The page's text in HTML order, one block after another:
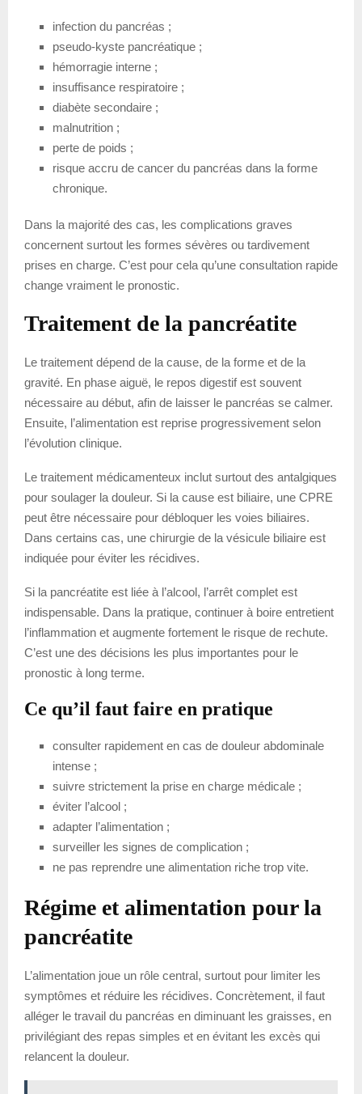
infection du pancréas ;
pseudo-kyste pancréatique ;
hémorragie interne ;
insuffisance respiratoire ;
diabète secondaire ;
malnutrition ;
perte de poids ;
risque accru de cancer du pancréas dans la forme
chronique.
Dans la majorité des cas, les complications graves
concernent surtout les formes sévères ou tardivement
prises en charge. C’est pour cela qu’une consultation rapide
change vraiment le pronostic.
Traitement de la pancréatite
Le traitement dépend de la cause, de la forme et de la
gravité. En phase aiguë, le repos digestif est souvent
nécessaire au début, afin de laisser le pancréas se calmer.
Ensuite, l’alimentation est reprise progressivement selon
l’évolution clinique.
Le traitement médicamenteux inclut surtout des antalgiques
pour soulager la douleur. Si la cause est biliaire, une CPRE
peut être nécessaire pour débloquer les voies biliaires.
Dans certains cas, une chirurgie de la vésicule biliaire est
indiquée pour éviter les récidives.
Si la pancréatite est liée à l’alcool, l’arrêt complet est
indispensable. Dans la pratique, continuer à boire entretient
l’inflammation et augmente fortement le risque de rechute.
C’est une des décisions les plus importantes pour le
pronostic à long terme.
Ce qu’il faut faire en pratique
consulter rapidement en cas de douleur abdominale
intense ;
suivre strictement la prise en charge médicale ;
éviter l’alcool ;
adapter l’alimentation ;
surveiller les signes de complication ;
ne pas reprendre une alimentation riche trop vite.
Régime et alimentation pour la
pancréatite
L’alimentation joue un rôle central, surtout pour limiter les
symptômes et réduire les récidives. Concrètement, il faut
alléger le travail du pancréas en diminuant les graisses, en
privilégiant des repas simples et en évitant les excès qui
relancent la douleur.